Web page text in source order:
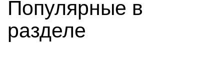
Популярные в
разделе